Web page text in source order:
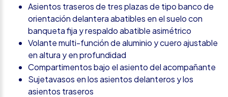
Asientos traseros de tres plazas de tipo banco de
orientación delantera abatibles en el suelo con
banqueta fija y respaldo abatible asimétrico
Volante multi-función de aluminio y cuero ajustable
en altura y en profundidad
Compartimentos bajo el asiento del acompañante
Sujetavasos en los asientos delanteros y los
asientos traseros